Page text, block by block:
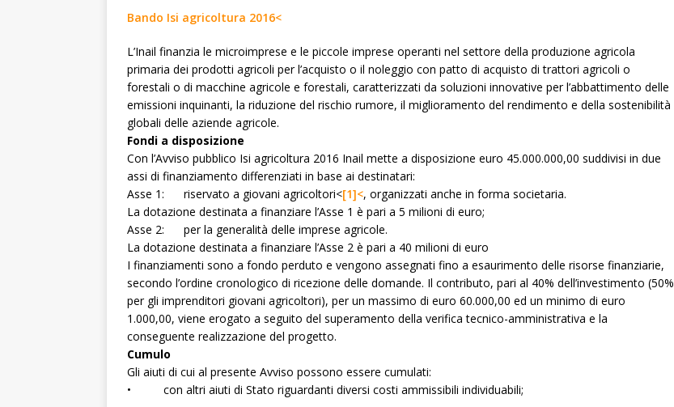
Bando Isi agricoltura 2016<
L’Inail finanzia le microimprese e le piccole imprese operanti nel settore della produzione agricola
primaria dei prodotti agricoli per l’acquisto o il noleggio con patto di acquisto di trattori agricoli o
forestali o di macchine agricole e forestali, caratterizzati da soluzioni innovative per l’abbattimento delle
emissioni inquinanti, la riduzione del rischio rumore, il miglioramento del rendimento e della sostenibilità
globali delle aziende agricole.
Fondi a disposizione
Con l’Avviso pubblico Isi agricoltura 2016 Inail mette a disposizione euro 45.000.000,00 suddivisi in due
assi di finanziamento differenziati in base ai destinatari:
Asse 1: riservato a giovani agricoltori<[1]<, organizzati anche in forma societaria.
La dotazione destinata a finanziare l’Asse 1 è pari a 5 milioni di euro;
Asse 2: per la generalità delle imprese agricole.
La dotazione destinata a finanziare l’Asse 2 è pari a 40 milioni di euro
I finanziamenti sono a fondo perduto e vengono assegnati fino a esaurimento delle risorse finanziarie,
secondo l’ordine cronologico di ricezione delle domande. Il contributo, pari al 40% dell’investimento (50%
per gli imprenditori giovani agricoltori), per un massimo di euro 60.000,00 ed un minimo di euro
1.000,00, viene erogato a seguito del superamento della verifica tecnico-amministrativa e la
conseguente realizzazione del progetto.
Cumulo
Gli aiuti di cui al presente Avviso possono essere cumulati:
• con altri aiuti di Stato riguardanti diversi costi ammissibili individuabili;